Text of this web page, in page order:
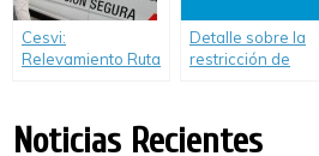
Cesvi:
Relevamiento Ruta
Panamericana
Ramal Pilar
Detalle sobre la
restricción de
invierno en
Noticias Recientes